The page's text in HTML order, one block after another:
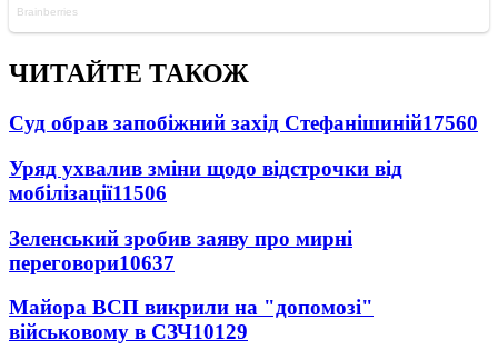
ЧИТАЙТЕ ТАКОЖ
Суд обрав запобіжний захід Стефанішиній17560
Уряд ухвалив зміни щодо відстрочки від
мобілізації11506
Зеленський зробив заяву про мирні
переговори10637
Майора ВСП викрили на "допомозі"
військовому в СЗЧ10129